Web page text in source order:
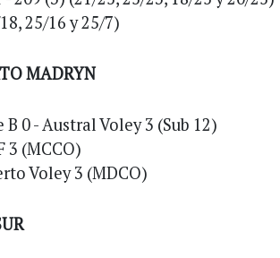
25/16 y 25/7)
MADRYN
0 - Austral Voley 3 (Sub 12)
3 (MCCO)
Voley 3 (MDCO)